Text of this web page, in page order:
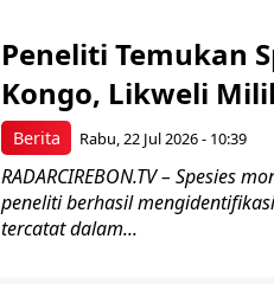
Berita
Peneliti Temukan
Kongo, Likweli
Rabu, 22 Jul 2026 - 10:39
RADARCIREBON.TV – Spesies
peneliti berhasil
tercatat dalam...